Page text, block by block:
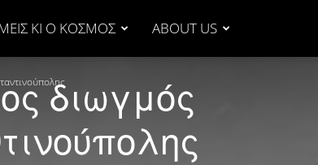
ΚΙ Ο ΚΟΣΜΟΣ ABOUT US
διωγμός